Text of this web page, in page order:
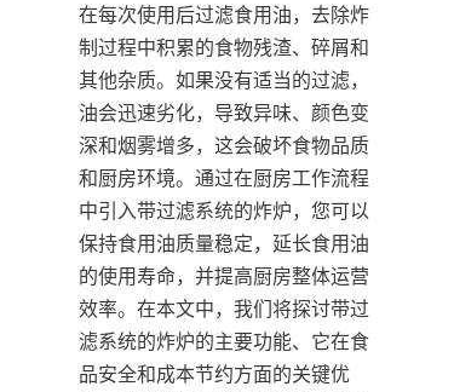
在每次使用后过滤食用油，去除炸
制过程中积累的食物残渣、碎屑和
其他杂质。如果没有适当的过滤，
油会迅速劣化，导致异味、颜色变
深和烟雾增多，这会破坏食物品质
和厨房环境。通过在厨房工作流程
中引入带过滤系统的炸炉，您可以
保持食用油质量稳定，延长食用油
的使用寿命，并提高厨房整体运营
效率。在本文中，我们将探讨带过
滤系统的炸炉的主要功能、它在食
品安全和成本节约方面的关键优